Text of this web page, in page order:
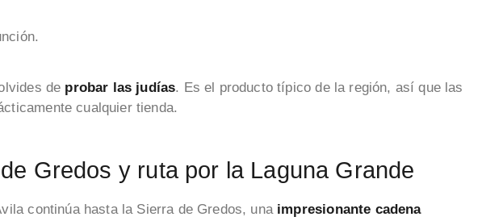
de probar las judías. Es el producto típico de la región, así que las
cualquier tienda.
Gredos y ruta por la Laguna Grande
continúa hasta la Sierra de Gredos, una impresionante cadena